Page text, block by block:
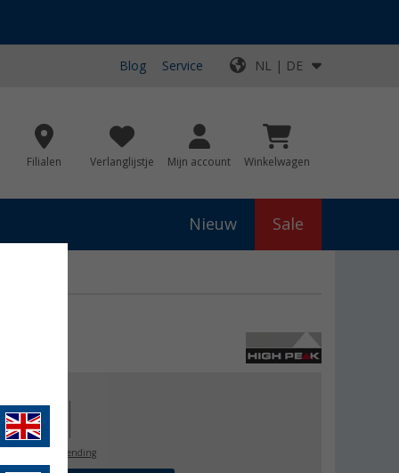
Blog Service NL | DE
Filialen Verlanglijstje Mijn account Winkelwagen
Nieuw Sale
gratis verzending